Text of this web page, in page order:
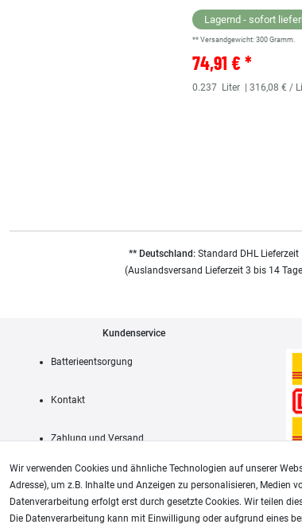
Lagernd - sofort
** Versandgewicht: 300 Gramm.
74,91 € *
0.237 Liter | 316,08 € /
** Deutschland:Standard DHL Lieferzeit
(Auslandsversand Lieferzeit 3 bis 14
Kundenservice
Batterieentsorgung
Kontakt
Zahlung und Versand
AGB
Wir verwenden Cookies und ähnliche Technologien auf unserer
Adresse), um z.B. Inhalte und Anzeigen zu personalisieren, Medien
Datenverarbeitung erfolgt erst durch gesetzte Cookies. Wir teilen
Die Datenverarbeitung kann mit Einwilligung oder aufgrund eines